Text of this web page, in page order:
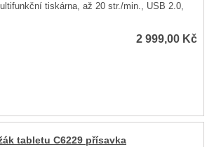
tiskárna, až 20 str./min., USB 2.0,
2 999,00 Kč
tabletu C6229 přísavka